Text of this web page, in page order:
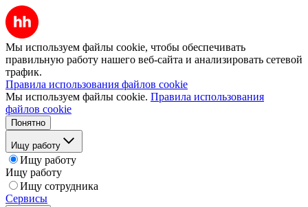
Мы используем файлы cookie, чтобы обеспечивать
правильную работу нашего веб-сайта и анализировать сетевой
трафик.
Правила использования файлов cookie
Мы используем файлы cookie. Правила использования
файлов cookie
Понятно
Ищу работу
Ищу работу
Ищу работу
Ищу сотрудника
Сервисы